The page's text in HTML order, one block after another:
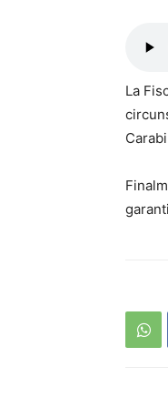
La